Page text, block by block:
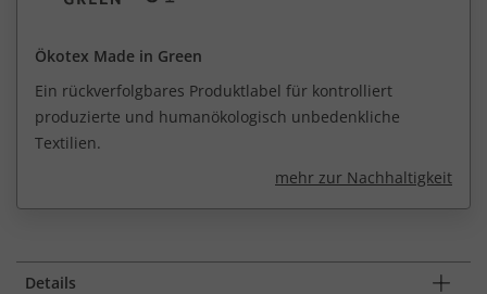
Ökotex Made in Green
Ein rückverfolgbares Produktlabel für kontrolliert
produzierte und humanökologisch unbedenkliche
Textilien.
mehr zur Nachhaltigkeit
Details